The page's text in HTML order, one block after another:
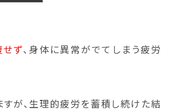
ず、身体に異常がでてしまう疲労
が、生理的疲労を蓄積し続けた結